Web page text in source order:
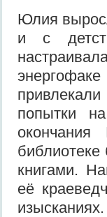
Юлия
и с
попытки
книгами.
её
изысканиях.